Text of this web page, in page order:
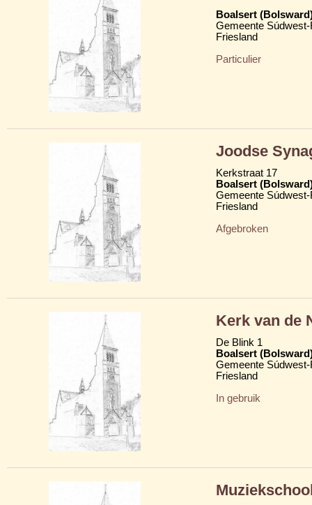
Boalsert
Gemeente
Friesland
Particulier
Joodse
Kerkstraat 17
Boalsert
Gemeente
Friesland
Afgebroken
Kerk van de
De Blink 1
Boalsert
Gemeente
Friesland
In gebruik